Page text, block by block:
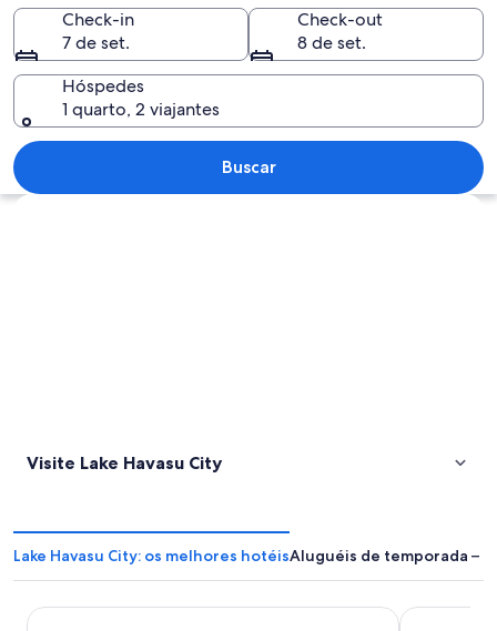
City
Uma vila costeira com um porto,
Check-in
7 de set.
Check-out
8 de set.
Hóspedes
1 quarto, 2 viajantes
Buscar
Explorar mapa
Visite Lake Havasu City
Lake Havasu City: os melhores hotéisAluguéis de temporada –
The Nautical Beachfront Resort London